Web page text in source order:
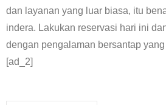
dan layanan yang luar biasa, itu
indera. Lakukan reservasi hari ini
dengan pengalaman bersantap
[ad_2]